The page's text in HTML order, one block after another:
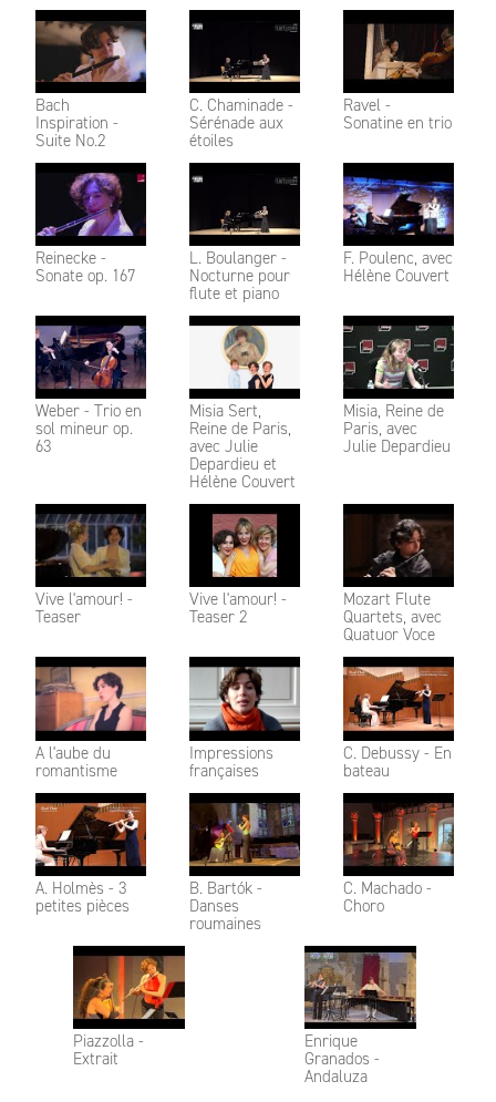
Bach
Inspiration -
Suite No.2
C. Chaminade -
Sérénade aux
étoiles
Ravel -
Sonatine en trio
Reinecke -
Sonate op. 167
L. Boulanger -
Nocturne pour
flute et piano
F. Poulenc, avec
Hélène Couvert
Weber - Trio en
sol mineur op.
63
Misia Sert,
Reine de Paris,
avec Julie
Depardieu et
Hélène Couvert
Misia, Reine de
Paris, avec
Julie Depardieu
Vive l'amour! -
Teaser
Vive l'amour! -
Teaser 2
Mozart Flute
Quartets, avec
Quatuor Voce
A l'aube du
romantisme
Impressions
françaises
C. Debussy - En
bateau
A. Holmès - 3
petites pièces
B. Bartók -
Danses
roumaines
C. Machado -
Choro
Piazzolla -
Extrait
Enrique
Granados -
Andaluza